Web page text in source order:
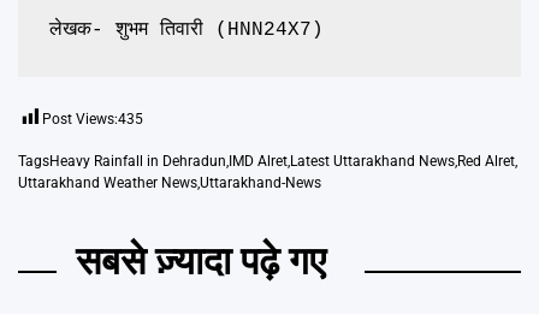
लेखक- शुभम तिवारी (HNN24X7)
Post Views:435
TagsHeavy Rainfall in Dehradun, IMD Alret,Latest Uttarakhand News,Red Alret,
Uttarakhand Weather News,Uttarakhand-News
सबसे ज़्यादा पढ़े गए